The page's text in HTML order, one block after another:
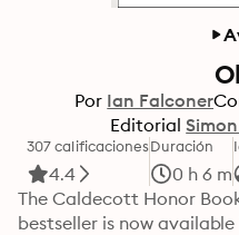
Por Ian Falconer
Editorial
307 calificaciones
4.4
Duración
0 h 6 m
The Caldecott Honor
bestseller is now